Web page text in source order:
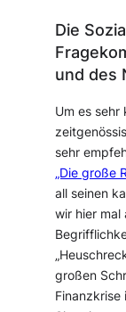
Die
und des
Um es sehr
sehr
„Die große
all seinen
wir hier mal
großen